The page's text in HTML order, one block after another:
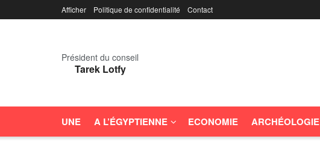
Afficher Politique de confidentialité Contact
Président du conseil
Tarek Lotfy
UNE A L’ÉGYPTIENNE ECONOMIE ARCHÉOLOGIE